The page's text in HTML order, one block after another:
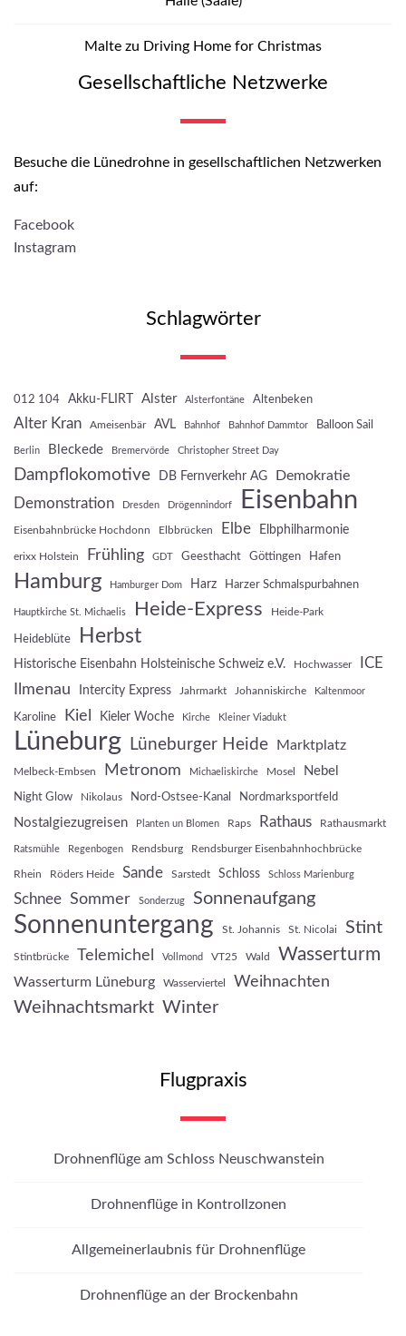
Malte zu Driving Home for Christmas
Gesellschaftliche Netzwerke
Besuche die Lünedrohne in gesellschaftlichen Netzwerken
auf:
Facebook
Instagram
Schlagwörter
012 104 Akku-FLIRT Alster Alsterfontäne Altenbeken
Alter Kran Ameisenbär AVL Bahnhof Bahnhof Dammtor Balloon Sail
Berlin Bleckede Bremervörde Christopher Street Day
Dampflokomotive DB Fernverkehr AG Demokratie
Demonstration Dresden Drögennindorf Eisenbahn
Eisenbahnbrücke Hochdonn Elbbrücken Elbe Elbphilharmonie
erixx Holstein Frühling GDT Geesthacht Göttingen Hafen
Hamburg Hamburger Dom Harz Harzer Schmalspurbahnen
Hauptkirche St. Michaelis Heide-Express Heide-Park
Heideblüte Herbst
Historische Eisenbahn Holsteinische Schweiz e.V. Hochwasser ICE
Ilmenau Intercity Express Jahrmarkt Johanniskirche Kaltenmoor
Karoline Kiel Kieler Woche Kirche Kleiner Viadukt
Lüneburg Lüneburger Heide Marktplatz
Melbeck-Embsen Metronom Michaeliskirche Mosel Nebel
Night Glow Nikolaus Nord-Ostsee-Kanal Nordmarksportfeld
Nostalgiezugreisen Planten un Blomen Raps Rathaus Rathausmarkt
Ratsmühle Regenbogen Rendsburg Rendsburger Eisenbahnhochbrücke
Rhein Röders Heide Sande Sarstedt Schloss Schloss Marienburg
Schnee Sommer Sonderzug Sonnenaufgang
Sonnenuntergang St. Johannis St. Nicolai Stint
Stintbrücke Telemichel Vollmond VT25 Wald Wasserturm
Wasserturm Lüneburg Wasserviertel Weihnachten
Weihnachtsmarkt Winter
Flugpraxis
Drohnenflüge am Schloss Neuschwanstein
Drohnenflüge in Kontrollzonen
Allgemeinerlaubnis für Drohnenflüge
Drohnenflüge an der Brockenbahn